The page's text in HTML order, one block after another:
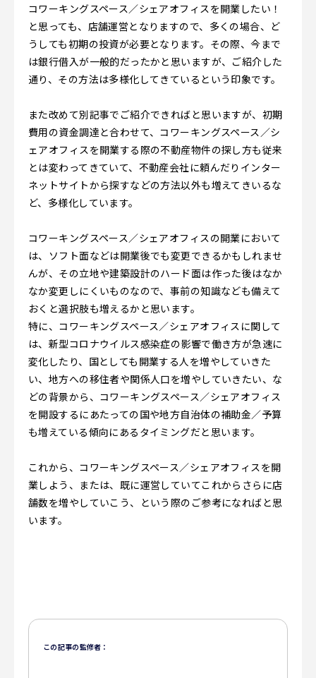
コワーキングスペース／シェアオフィスを開業したい！
と思っても、店舗運営となりますので、多くの場合、ど
うしても初期の投資が必要となります。その際、今まで
は銀行借入が一般的だったかと思いますが、ご紹介した
通り、その方法は多様化してきているという印象です。
また改めて別記事でご紹介できればと思いますが、初期
費用の資金調達と合わせて、コワーキングスペース／シ
ェアオフィスを開業する際の不動産物件の探し方も従来
とは変わってきていて、不動産会社に頼んだりインター
ネットサイトから探すなどの方法以外も増えてきいるな
ど、多様化しています。
コワーキングスペース／シェアオフィスの開業において
は、ソフト面などは開業後でも変更できるかもしれませ
んが、その立地や建築設計のハード面は作った後はなか
なか変更しにくいものなので、事前の知識なども備えて
おくと選択肢も増えるかと思います。
特に、コワーキングスペース／シェアオフィスに関して
は、新型コロナウイルス感染症の影響で働き方が急速に
変化したり、国としても開業する人を増やしていきた
い、地方への移住者や関係人口を増やしていきたい、な
どの背景から、コワーキングスペース／シェアオフィス
を開設するにあたっての国や地方自治体の補助金／予算
も増えている傾向にあるタイミングだと思います。
これから、コワーキングスペース／シェアオフィスを開
業しよう、または、既に運営していてこれからさらに店
舗数を増やしていこう、という際のご参考になればと思
います。
この記事の監修者：